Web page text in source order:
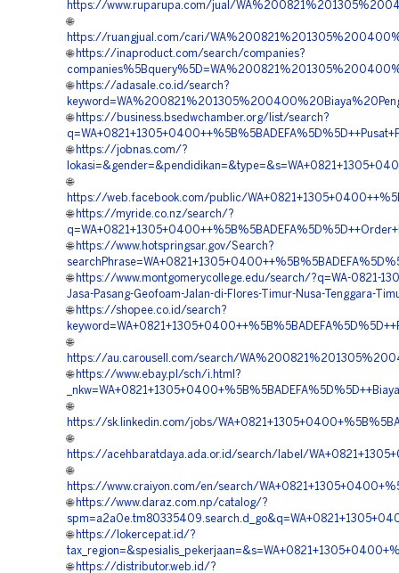
https://www.ruparupa.com/jual/
🌐
https://ruangjual.com/cari/
🌐 https://inaproduct.com/search/companies?
🌐 https://adasale.co.id/search?
🌐 https://business.bsedwchamber.org/list/search?
🌐 https://jobnas.com/?
🌐
https://web.facebook.com/public/
🌐 https://myride.co.nz/search/?
🌐 https://www.hotspringsar.gov/Search?
🌐 https://www.montgomerycollege.edu/search/?q=WA-0821-
Jasa-Pasang-Geofoam-Jalan-di-Flores-Timur-Nusa-Tenggara-
🌐 https://shopee.co.id/search?
🌐
https://au.carousell.com/search/
🌐 https://www.ebay.pl/sch/i.html?
🌐
https://sk.linkedin.com/jobs/
🌐
https://acehbaratdaya.ada.or.id/search/label/
🌐
https://www.craiyon.com/en/search/
🌐 https://www.daraz.com.np/catalog/?
🌐 https://lokercepat.id/?
🌐 https://distributor.web.id/?